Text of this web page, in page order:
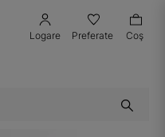
Logare Preferate Coş